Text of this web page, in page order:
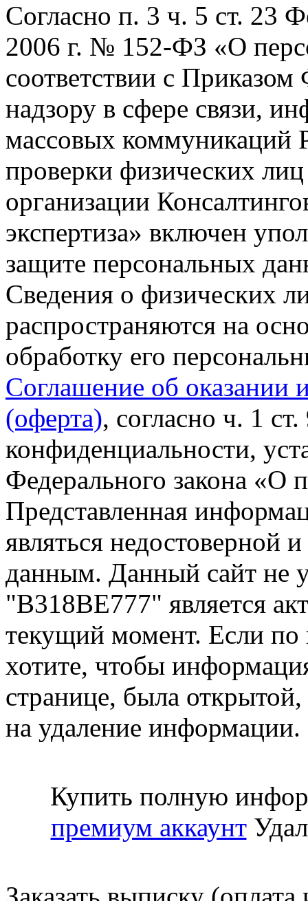
Согласно п. 3 ч. 5 ст. 23
2006 г. № 152-ФЗ «О
соответствии с
надзору в сфере связи,
массовых коммуникаций
проверки физических
организации
экспертиза» включен
защите персональных
Сведения о физических
распространяются на
обработку его
Соглашение об оказании
(оферта), согласно ч. 1
конфиденциальности,
Федерального закона «О
Представленная
являться недостоверной
данным. Данный сайт не
"В318ВЕ777" является
текущий момент. Если
хотите, чтобы
странице, была открытой,
на удаление информации.
Купить полную
премиум аккаунт